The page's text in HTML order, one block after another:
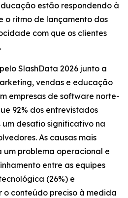
estão respondendo à
o ritmo de lançamento dos
com que os clientes
SlashData 2026 junto a
vendas e educação
empresas de software norte-
92% dos entrevistados
um desafio significativo na
As causas mais
problema operacional e
entre as equipes
(26%) e
conteúdo preciso à medida